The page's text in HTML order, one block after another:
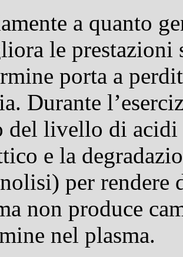
a quanto
le prestazioni
porta a
Durante
del livello di
e la
) per rendere
non produce
nel plasma.